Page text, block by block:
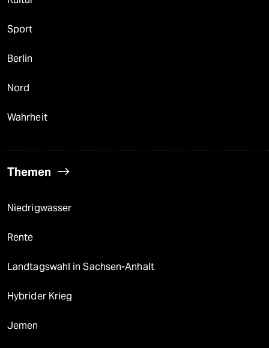
Sport
Berlin
Nord
Wahrheit
Themen
Niedrigwasser
Rente
Landtagswahl in Sachsen-Anhalt
Hybrider Krieg
Jemen